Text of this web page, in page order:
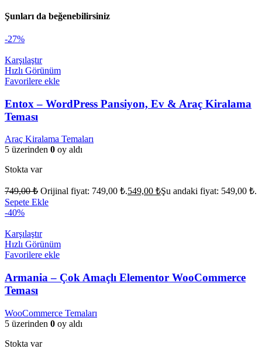
Şunları da beğenebilirsiniz
-27%
Karşılaştır
Hızlı Görünüm
Favorilere ekle
Entox – WordPress Pansiyon, Ev & Araç Kiralama
Teması
Araç Kiralama Temaları
5 üzerinden 0 oy aldı
Stokta var
749,00₺ Orijinal fiyat: 749,00 ₺.549,00 ₺Şu andaki fiyat: 549,00 ₺.
Sepete Ekle
-40%
Karşılaştır
Hızlı Görünüm
Favorilere ekle
Armania – Çok Amaçlı Elementor WooCommerce
Teması
WooCommerce Temaları
5 üzerinden 0 oy aldı
Stokta var